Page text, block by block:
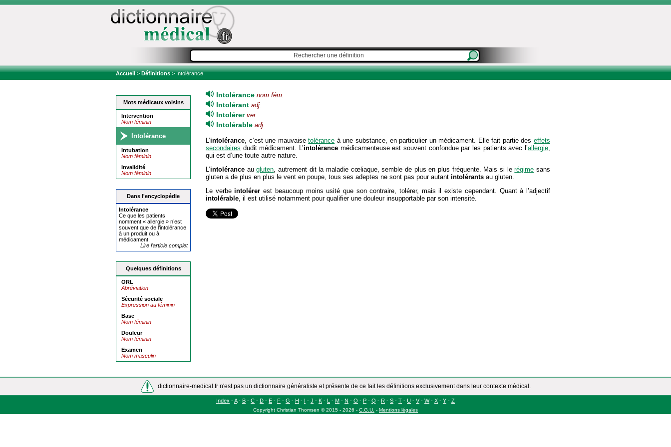
Accueil>Définitions> Intolérance
Mots médicaux voisins
Intervention
Nom féminin
Intolérance
Intubation
Nom féminin
Invalidité
Nom féminin
Dans l'encyclopédie
Intolérance
Ce que les patients
nomment « allergie » n’est
souvent que de l’intolérance
à un produit ou à
médicament.
Lire l'article complet
Quelques définitions
ORL
Abréviation
Sécurité sociale
Expression au féminin
Base
Nom féminin
Douleur
Nom féminin
Examen
Nom masculin
Intolérance nom fém.
Intolérant adj.
Intolérer ver.
Intolérable adj.
L’intolérance, c’est une mauvaisetolérance à une substance, en particulier un médicament. Elle fait partie des effets
secondaires dudit médicament. L’intolérance médicamenteuse est souvent confondue par les patients avec l’allergie,
qui est d’une toute autre nature.
L’intolérance augluten, autrement dit la maladie cœliaque, semble de plus en plus fréquente. Mais si lerégime sans
gluten a de plus en plus le vent en poupe, tous ses adeptes ne sont pas pour autant intolérants au gluten.
Le verbeintolérer est beaucoup moins usité que son contraire, tolérer, mais il existe cependant. Quant à l’adjectif
intolérable, il est utilisé notamment pour qualifier une douleur insupportable par son intensité.
dictionnaire-medical.fr n'est pas un dictionnaire généraliste et présente de ce fait les définitions exclusivement dans leur contexte médical.
Index -A- B - C - D - E - F - G - H - I - J - K - L - M - N - O - P - Q - R - S - T - U - V- W- X - Y - Z
Copyright Christian Thomsen ©2015 - 2026 - C.G.U. - Mentions légales